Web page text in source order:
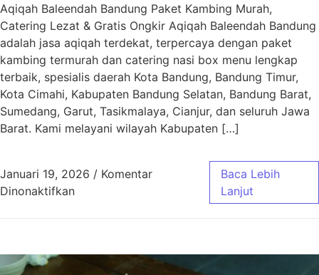
Aqiqah Baleendah Bandung Paket Kambing Murah,
Catering Lezat & Gratis Ongkir Aqiqah Baleendah Bandung
adalah jasa aqiqah terdekat, terpercaya dengan paket
kambing termurah dan catering nasi box menu lengkap
terbaik, spesialis daerah Kota Bandung, Bandung Timur,
Kota Cimahi, Kabupaten Bandung Selatan, Bandung Barat,
Sumedang, Garut, Tasikmalaya, Cianjur, dan seluruh Jawa
Barat. Kami melayani wilayah Kabupaten […]
Januari 19, 2026 / Komentar
Dinonaktifkanpada Aqiqah Baleendah Bandung Murah &
Baca Lebih
Lanjut